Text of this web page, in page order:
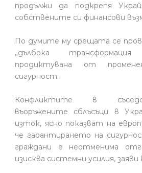
продължи да подкрепя
собствените си финансови
По думите му срещата се
„дълбока
продиктувана от
сигурност.
Конфликтите в
въоръжените сблъсъци в
изток, ясно показват на
че гарантирането на
граждани е неотменима
изисква системни усилия, заяви